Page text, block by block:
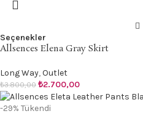
Seçenekler
Allsences Elena Gray Skirt
Long Way,Outlet
₺3.800,00 ₺2.700,00
-29% Tükendi